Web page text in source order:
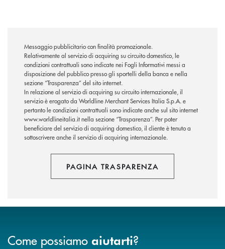
Messaggio pubblicitario con finalità promozionale.
Relativamente al servizio di acquiring su circuito domestico, le
condizioni contrattuali sono indicate nei Fogli Informativi messi a
disposizione del pubblico presso gli sportelli della banca e nella
sezione “Trasparenza” del sito internet.
In relazione al servizio di acquiring su circuito internazionale, il
servizio è erogato da Worldline Merchant Services Italia S.p.A. e
pertanto le condizioni contrattuali sono indicate anche sul sito internet
www.worldlineitalia.it nella sezione “Trasparenza”. Per poter
beneficiare del servizio di acquiring domestico, il cliente è tenuto a
sottoscrivere anche il servizio di acquiring internazionale.
PAGINA TRASPARENZA
Come possiamo aiutarti?